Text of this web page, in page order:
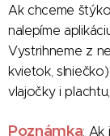
Ak chceme
nalepíme
Vystrihneme z
kvietok,
vlajočky i
Poznámka: Ak